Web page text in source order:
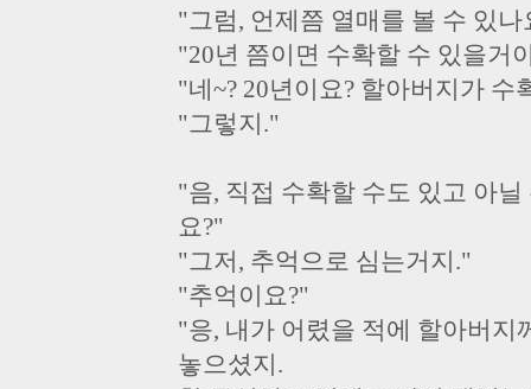
"그럼, 언제쯤 열매를 볼 수 있나
"20년 쯤이면 수확할 수 있을거
"네~? 20년이요? 할아버지가
"그렇지."
"음, 직접 수확할 수도 있고 아
요?"
"그저, 추억으로 심는거지."
"추억이요?"
"응, 내가 어렸을 적에 할아버지
놓으셨지.